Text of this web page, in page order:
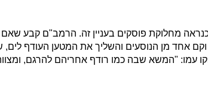
מחלוקת פוסקים בעניין זה. הרמב"ם קבע
אחד מן הנוסעים והשליך את המטען העודף
עמו: "המשא שבה כמו רודף אחריהם להרגם,